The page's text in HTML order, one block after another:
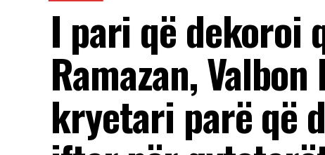
I pari që dekoroi
Ramazan,
kryetari parë që